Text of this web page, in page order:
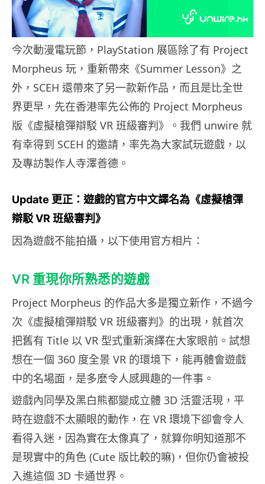
今次動漫電玩節，PlayStation 展區除了有 Project
Morpheus 玩，重新帶來《Summer Lesson》之
外，SCEH 還帶來了另一款新作品，而且是比全世
界更早，先在香港率先公佈的 Project Morpheus
版《虛擬槍彈辯駁 VR 班級審判》。我們 unwire 就
有幸得到 SCEH 的邀請，率先為大家試玩遊戲，以
及專訪製作人寺澤善德。
Update 更正：遊戲的官方中文譯名為《虛擬槍彈
辯駁VR班級審判》
因為遊戲不能拍攝，以下使用官方相片：
VR 重現你所熟悉的遊戲
Project Morpheus 的作品大多是獨立新作，不過今
次《虛擬槍彈辯駁 VR 班級審判》的出現，就首次
把舊有 Title 以 VR 型式重新演繹在大家眼前。試想
想在一個 360 度全景 VR 的環境下，能再體會遊戲
中的名場面，是多麼令人感興趣的一件事。
遊戲內同學及黑白熊都變成立體 3D 活靈活現，平
時在遊戲不太顯眼的動作，在 VR 環境下卻會令人
看得入迷，因為實在太像真了，就算你明知道那不
是現實中的角色 (Cute 版比較的嘛)，但你仍會被投
入進這個 3D 卡通世界。